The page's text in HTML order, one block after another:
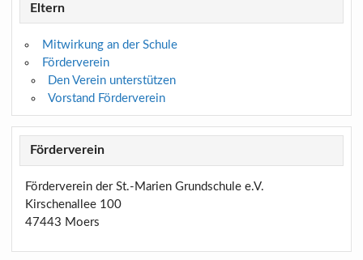
Eltern
Mitwirkung an der Schule
Förderverein
Den Verein unterstützen
Vorstand Förderverein
Förderverein
Förderverein der St.-Marien Grundschule e.V.
Kirschenallee 100
47443 Moers